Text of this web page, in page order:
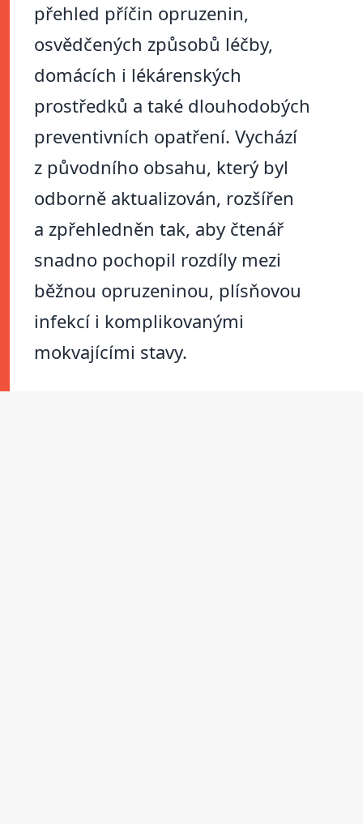
přehled příčin opruzenin,
osvědčených způsobů léčby,
domácích i lékárenských
prostředků a také dlouhodobých
preventivních opatření. Vychází
z původního obsahu, který byl
odborně aktualizován, rozšířen
a zpřehledněn tak, aby čtenář
snadno pochopil rozdíly mezi
běžnou opruzeninou, plísňovou
infekcí i komplikovanými
mokvajícími stavy.